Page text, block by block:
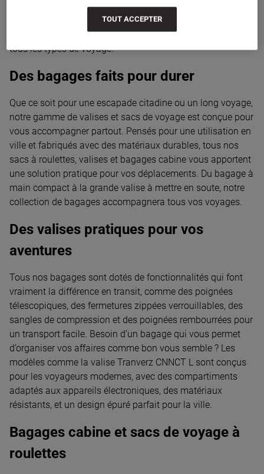
longs séjours. Que vous préfériez la structure rigide d’un
bagage à coque ou la polyvalence d’une valise souple,
notre sélection propose des options fiables et stylées pour
tous les types de voyage.
Des bagages faits pour durer
Que ce soit pour une escapade citadine ou un long voyage,
notre gamme de valises et sacs de voyage est conçue pour
vous accompagner partout. Pensés pour une utilisation en
ville et fabriqués avec des matériaux durables, tous nos
sacs à roulettes, valises et bagages cabine vous apportent
une solution pratique pour vos déplacements. Du bagage à
main compact à la grande valise à mettre en soute, notre
collection de bagages accompagnera tous vos voyages.
Des valises pratiques pour vos
aventures
Tous nos bagages sont dotés de fonctionnalités qui font
vraiment la différence en transit, comme des poignées
télescopiques, des fermetures zippées verrouillables, des
sangles de compression et des poignées rembourrées pour
un transport facile. Besoin d’un bagage qui vous permet
d’organiser vos affaires comme bon vous semble ? Les
modèles comme la valise Tranverz CNNCT L sont conçus
pour les voyageurs modernes, avec des compartiments
adaptés aux appareils électroniques, des matériaux
résistants, et un design épuré parfait pour la ville.
Bagages cabine et sacs de voyage à
roulettes
TOUT ACCEPTER